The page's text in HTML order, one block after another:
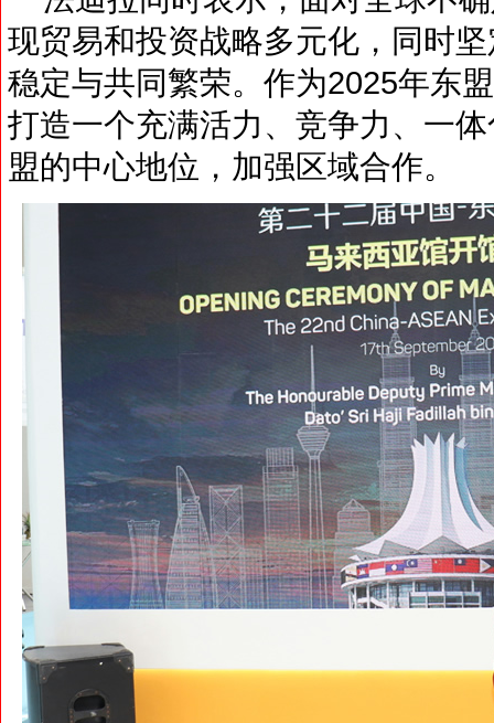
现贸易和投资战略多元化，同时
稳定与共同繁荣。作为2025年东
打造一个充满活力、竞争力、一
盟的中心地位，加强区域合作。